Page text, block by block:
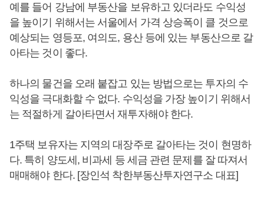
예를 들어 강남에 부동산을 보유하고 있더라도 수익성
을 높이기 위해서는 서울에서 가격 상승폭이 클 것으로
예상되는 영등포, 여의도, 용산 등에 있는 부동산으로 갈
아타는 것이 좋다.
하나의 물건을 오래 붙잡고 있는 방법으로는 투자의 수
익성을 극대화할 수 없다. 수익성을 가장 높이기 위해서
는 적절하게 갈아타면서 재투자해야 한다.
1주택 보유자는 지역의 대장주로 갈아타는 것이 현명하
다. 특히 양도세, 비과세 등 세금 관련 문제를 잘 따져서
매매해야 한다. [장인석 착한부동산투자연구소 대표]